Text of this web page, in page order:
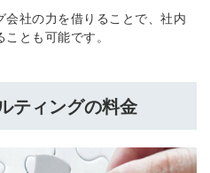
社の力を借りることで、社内
とも可能です。
ティングの料金